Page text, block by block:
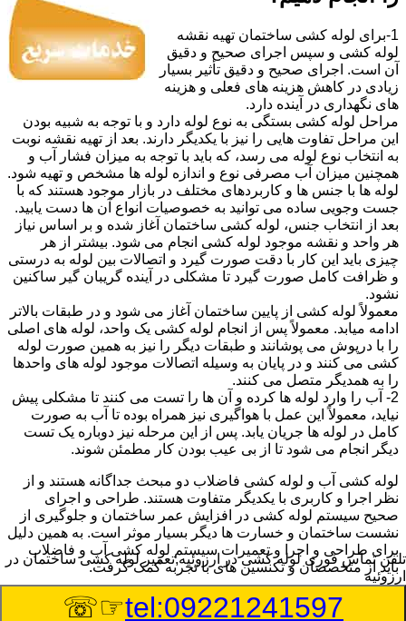
1-برای لوله کشی ساختمان تهیه نقشه
لوله کشی و سپس اجرای صحیح و دقیق
آن است. اجرای صحیح و دقیق تأثیر بسیار
زیادی در کاهش هزینه های فعلی و هزینه
های نگهداری در آینده دارد.
مراحل لوله کشی بستگی به نوع لوله دارد و با توجه به شبیه بودن
این مراحل تفاوت هایی را نیز با یکدیگر دارند. بعد از تهیه نقشه نوبت
به انتخاب نوع لوله می رسد، که باید با توجه به میزان فشار آب و
همچنین میزان آب مصرفی نوع و اندازه لوله ها مشخص و تهیه شود.
لوله ها با جنس ها و کاربردهای مختلف در بازار موجود هستند که با
جست وجویی ساده می توانید به خصوصیات انواع آن ها دست یابید.
بعد از انتخاب جنس، لوله کشی ساختمان آغاز شده و بر اساس نیاز
هر واحد و نقشه موجود لوله کشی انجام می شود. بیشتر از هر
چیزی باید این کار با دقت صورت گیرد و اتصالات بین لوله به درستی
و ظرافت کامل صورت گیرد تا مشکلی در آینده گریبان گیر ساکنین
نشود.
معمولاً لوله کشی از پایین ساختمان آغاز می شود و در طبقات بالاتر
ادامه میابد. معمولاً پس از انجام لوله کشی یک واحد، لوله های اصلی
را با درپوش می پوشانند و طبقات دیگر را نیز به همین صورت لوله
کشی می کنند و در پایان به وسیله اتصالات موجود لوله های واحدها
را به همدیگر متصل می کنند.
2- آب را وارد لوله ها کرده و آن ها را تست می کنند تا مشکلی پیش
نیاید، معمولاً این عمل با هواگیری نیز همراه بوده تا آب به صورت
کامل در لوله ها جریان یابد. پس از این مرحله نیز دوباره یک تست
دیگر انجام می شود تا از بی عیب بودن کار مطمئن شوند.
لوله کشی آب و لوله کشی فاضلاب دو مبحث جداگانه هستند و از
نظر اجرا و کاربری با یکدیگر متفاوت هستند. طراحی و اجرای
صحیح سیستم لوله کشی در افزایش عمر ساختمان و جلوگیری از
نشست ساختمان و خسارت ها دیگر بسیار موثر است. به همین دلیل
برای طراحی و اجرا و تعمیرات سیستم لوله کشی آب و فاضلاب
باید از متخصصان و تکنسین های با تجربه کمک گرفت.
:Published Date
تلفن تماس فوریلوله کشی در ارزوئیه,تعمیر لوله کشی ساختمان در
ارزوئیه
tel:09221241597
☞☏